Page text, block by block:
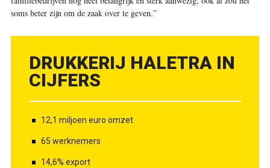
soms beter zijn om de zaak over te geven.”
DRUKKERIJ HALETRA IN
CIJFERS
12,1 miljoen euro omzet
65 werknemers
14,6% export